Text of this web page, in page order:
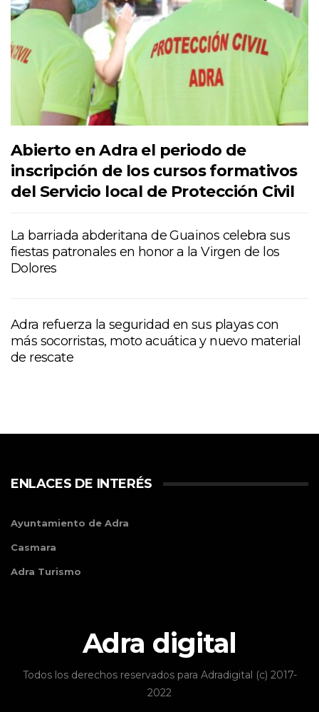
Abierto en Adra el periodo de
inscripción de los cursos formativos
del Servicio local de Protección Civil
La barriada abderitana de Guainos celebra sus
fiestas patronales en honor a la Virgen de los
Dolores
Adra refuerza la seguridad en sus playas con
más socorristas, moto acuática y nuevo material
de rescate
ENLACES DE INTERÉS
Ayuntamiento de Adra
Casmara
Adra Turismo
Adra digital
Todos los derechos reservados para Adradigital (c) 2017-
2022